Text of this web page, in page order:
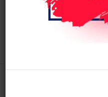
Moto Z2 Play
Motorola